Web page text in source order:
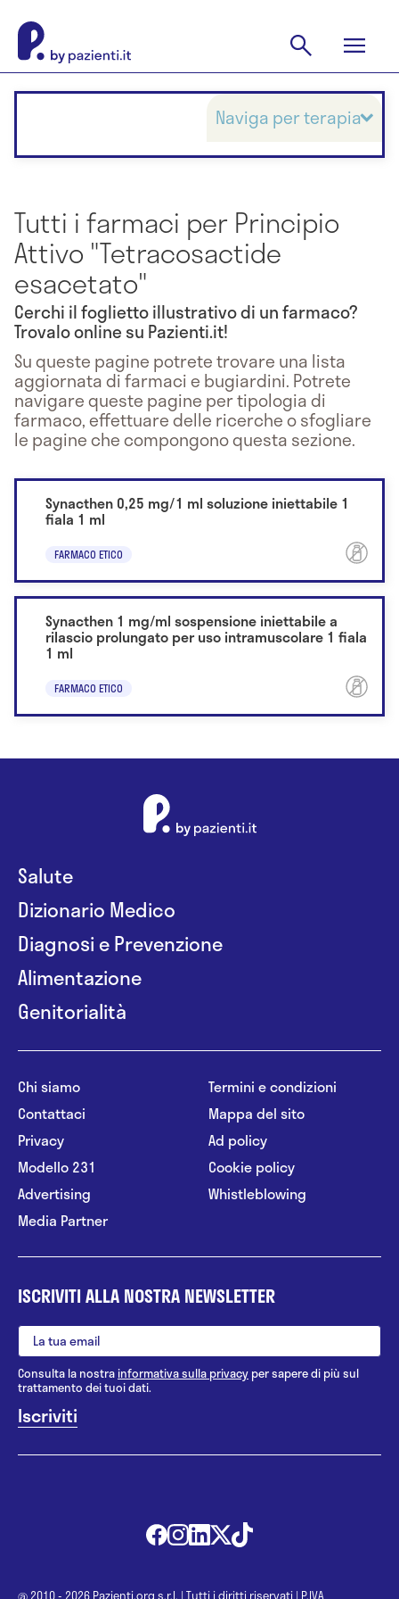
Tutti i farmaci per Principio
Attivo "Tetracosactide
esacetato"
Cerchi il foglietto illustrativo di un farmaco?
Trovalo online su Pazienti.it!
Su queste pagine potrete trovare una lista
aggiornata di farmaci e bugiardini. Potrete
navigare queste pagine per tipologia di
farmaco, effettuare delle ricerche o sfogliare
le pagine che compongono questa sezione.
Synacthen 0,25 mg/1 ml soluzione iniettabile 1
fiala 1 ml
FARMACO ETICO
Synacthen 1 mg/ml sospensione iniettabile a
rilascio prolungato per uso intramuscolare 1 fiala
1 ml
FARMACO ETICO
Naviga per terapia
Salute
Dizionario Medico
Diagnosi e Prevenzione
Alimentazione
Genitorialità
Chi siamo
Contattaci
Privacy
Modello 231
Advertising
Media Partner
Termini e condizioni
Mappa del sito
Ad policy
Cookie policy
Whistleblowing
ISCRIVITI ALLA NOSTRA NEWSLETTER
Consulta la nostrainformativa sulla privacy per sapere di più sul
trattamento dei tuoi dati.
@ 2010 - 2026 Pazienti.org s.r.l. | Tutti i diritti riservati | P.IVA